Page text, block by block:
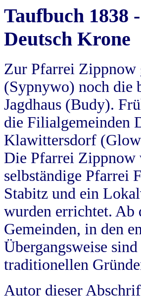
Taufbuch 1838
Deutsch Krone
Zur Pfarrei Zippnow
(Sypnywo) noch die
Jagdhaus (Budy).
die Filialgemeinden
Klawittersdorf
Die Pfarrei Zippnow
selbständige Pfarrei
Stabitz und ein
wurden errichtet. Ab
Gemeinden, in den
Übergangsweise
traditionellen
Autor dieser